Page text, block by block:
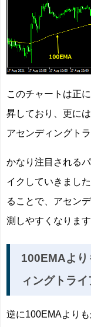
このチャートは正
昇しており、更に
アセンディングト
かなり注目される
イクしていきまし
ることで、アセン
測しやすくなります
100EMAより
ィングトラ
逆に100EMAより